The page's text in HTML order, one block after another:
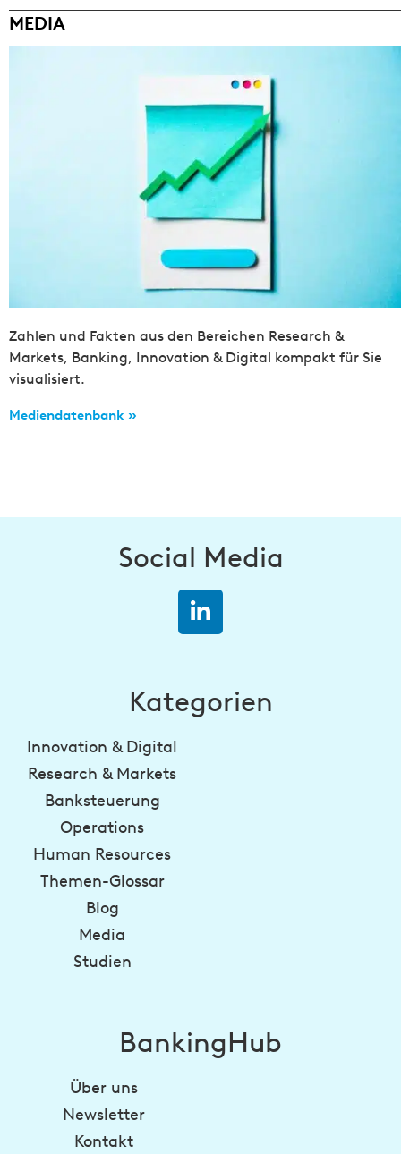
MEDIA
Zahlen und Fakten aus den Bereichen Research &
Markets, Banking, Innovation & Digital kompakt für Sie
visualisiert.
Mediendatenbank »
Social Media
Kategorien
Innovation & Digital
Research & Markets
Banksteuerung
Operations
Human Resources
Themen-Glossar
Blog
Media
Studien
BankingHub
Über uns
Newsletter
Kontakt